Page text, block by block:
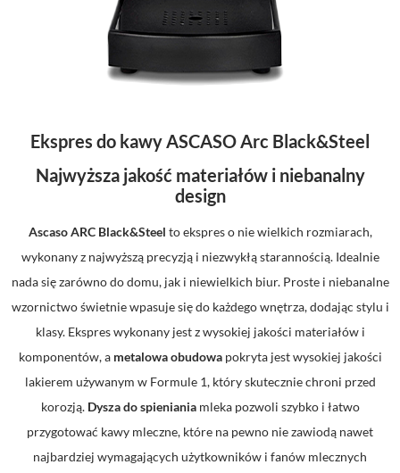
Ekspres do kawy ASCASO Arc Black&Steel
Najwyższa jakość materiałów i niebanalny
design
Ascaso ARC Black&Steel to ekspres o nie wielkich rozmiarach,
wykonany z najwyższą precyzją i niezwykłą starannością. Idealnie
nada się zarówno do domu, jak i niewielkich biur. Proste i niebanalne
wzornictwo świetnie wpasuje się do każdego wnętrza, dodając stylu i
klasy. Ekspres wykonany jest z wysokiej jakości materiałów i
komponentów, a metalowa obudowapokryta jest wysokiej jakości
lakierem używanym w Formule 1, który skutecznie chroni przed
korozją. Dysza do spienianiamleka pozwoli szybko i łatwo
przygotować kawy mleczne, które na pewno nie zawiodą nawet
najbardziej wymagających użytkowników i fanów mlecznych